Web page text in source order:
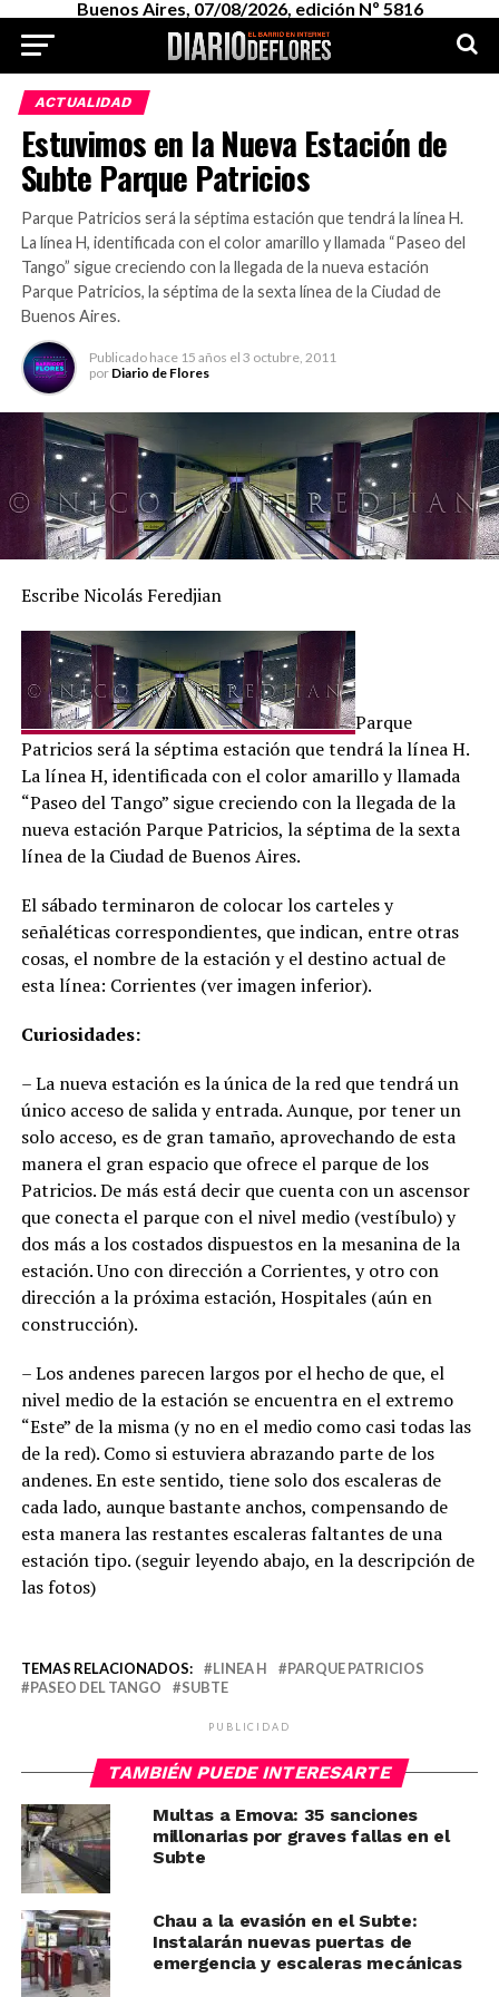
Buenos Aires, 07/08/2026, edición Nº 5816
ACTUALIDAD
Estuvimos en la Nueva Estación de
Subte Parque Patricios
Parque Patricios será la séptima estación que tendrá la línea H.
La línea H, identificada con el color amarillo y llamada “Paseo del
Tango” sigue creciendo con la llegada de la nueva estación
Parque Patricios, la séptima de la sexta línea de la Ciudad de
Buenos Aires.
Publicado hace 15 años el 3 octubre, 2011
por Diario de Flores
Escribe Nicolás Feredjian
Parque
Patricios será la séptima estación que tendrá la línea H.
La línea H, identificada con el color amarillo y llamada
“Paseo del Tango” sigue creciendo con la llegada de la
nueva estación Parque Patricios, la séptima de la sexta
línea de la Ciudad de Buenos Aires.
El sábado terminaron de colocar los carteles y
señaléticas correspondientes, que indican, entre otras
cosas, el nombre de la estación y el destino actual de
esta línea: Corrientes (ver imagen inferior).
Curiosidades:
– La nueva estación es la única de la red que tendrá un
único acceso de salida y entrada. Aunque, por tener un
solo acceso, es de gran tamaño, aprovechando de esta
manera el gran espacio que ofrece el parque de los
Patricios. De más está decir que cuenta con un ascensor
que conecta el parque con el nivel medio (vestíbulo) y
dos más a los costados dispuestos en la mesanina de la
estación. Uno con dirección a Corrientes, y otro con
dirección a la próxima estación, Hospitales (aún en
construcción).
– Los andenes parecen largos por el hecho de que, el
nivel medio de la estación se encuentra en el extremo
“Este” de la misma (y no en el medio como casi todas las
de la red). Como si estuviera abrazando parte de los
andenes. En este sentido, tiene solo dos escaleras de
cada lado, aunque bastante anchos, compensando de
esta manera las restantes escaleras faltantes de una
estación tipo. (seguir leyendo abajo, en la descripción de
las fotos)
TEMAS RELACIONADOS: LINEA H
PARQUE PATRICIOS
PASEO DEL TANGO
SUBTE
PUBLICIDAD
TAMBIÉN PUEDE INTERESARTE
Multas a Emova: 35 sanciones
millonarias por graves fallas en el
Subte
Chau a la evasión en el Subte:
Instalarán nuevas puertas de
emergencia y escaleras mecánicas